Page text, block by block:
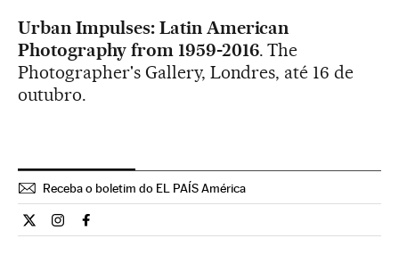
Urban Impulses: Latin American
Photography from 1959-2016. The
Photographer's Gallery, Londres, até 16 de
outubro.
Receba o boletim do EL PAÍS América
Cultura El País Brasil en Twitter
Cultura El País Brasil en Instagram
Cultura El País Brasil en Facebook